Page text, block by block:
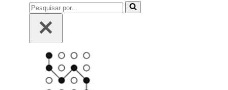
Pesquisar
por...